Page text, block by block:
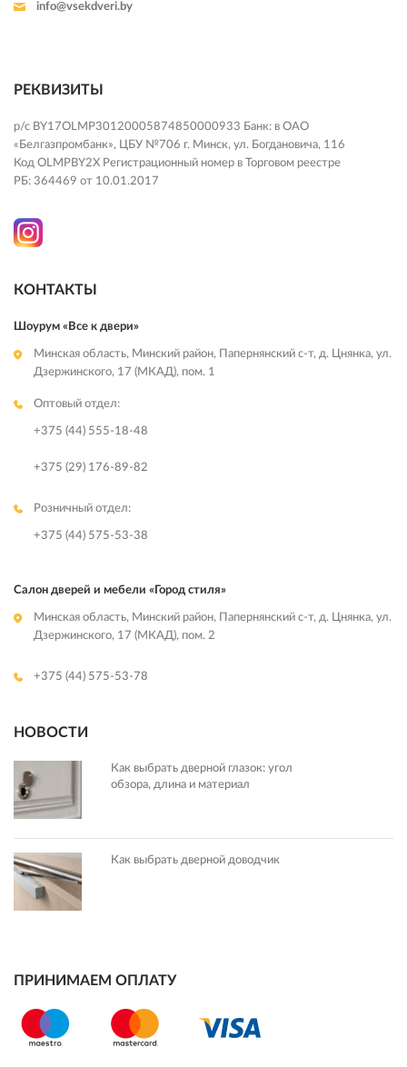
info@vsekdveri.by
РЕКВИЗИТЫ
р/с BY17OLMP30120005874850000933 Банк: в ОАО
«Белгазпромбанк», ЦБУ №706 г. Минск, ул. Богдановича, 116
Код OLMPBY2X Регистрационный номер в Торговом реестре
РБ: 364469 от 10.01.2017
КОНТАКТЫ
Шоурум «Все к двери»
Минская область, Минский район, Папернянский с-т, д. Цнянка, ул.
Дзержинского, 17 (МКАД), пом. 1
Оптовый отдел:
+375 (44) 555-18-48
+375 (29) 176-89-82
Розничный отдел:
+375 (44) 575-53-38
Салон дверей и мебели «Город стиля»
Минская область, Минский район, Папернянский с-т, д. Цнянка, ул.
Дзержинского, 17 (МКАД), пом. 2
+375 (44) 575-53-78
НОВОСТИ
Как выбрать дверной глазок: угол
обзора, длина и материал
Как выбрать дверной доводчик
ПРИНИМАЕМ ОПЛАТУ